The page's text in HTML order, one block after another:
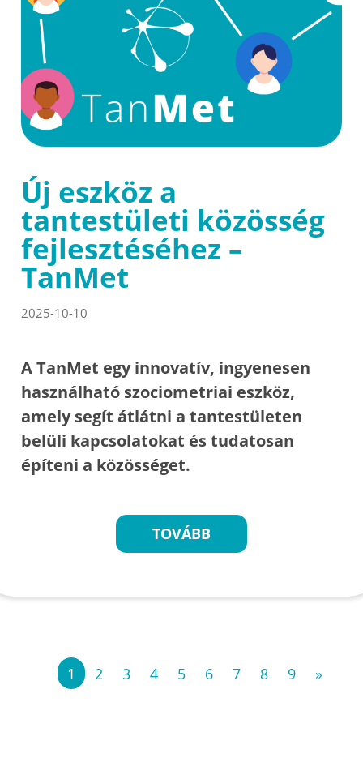
Új eszköz a
tantestületi közösség
fejlesztéséhez –
TanMet
2025-10-10
A TanMet egy innovatív, ingyenesen
használható szociometriai eszköz,
amely segít átlátni a tantestületen
belüli kapcsolatokat és tudatosan
építeni a közösséget.
TOVÁBB
1 2 3 4 5 6 7 8 9 »